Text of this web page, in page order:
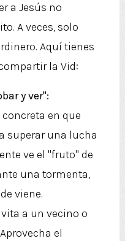
a Jesús no
A veces, solo
Aquí tienes
la Vid:
y ver":
en que
superar una lucha
ve el "fruto" de
una tormenta,
viene.
a un vecino o
el